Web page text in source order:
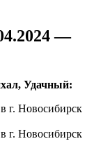
—
Удачный:
г. Новосибирск
г. Новосибирск